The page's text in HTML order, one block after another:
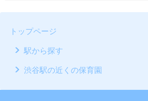
トップページ
駅から探す
渋谷駅の近くの保育園